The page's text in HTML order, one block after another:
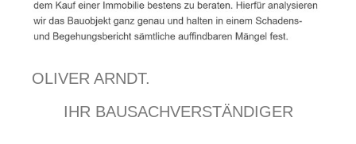
OLIVER ARNDT.
IHR BAUSACHVERSTÄNDIGER